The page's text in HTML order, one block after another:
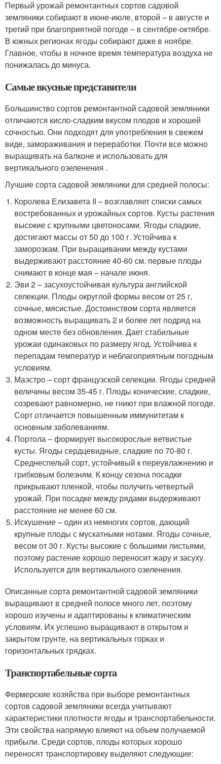
Первый урожай ремонтантных сортов садовой
земляники собирают в июне-июле, второй – в августе и
третий при благоприятной погоде – в сентябре-октябре.
В южных регионах ягоды собирают даже в ноябре.
Главное, чтобы в ночное время температура воздуха не
понижалась до минуса.
Самые вкусные представители
Большинство сортов ремонтантной садовой земляники
отличаются кисло-сладким вкусом плодов и хорошей
сочностью. Они подходят для употребления в свежем
виде, замораживания и переработки. Почти все можно
выращивать на балконе и использовать для
вертикального озеленения .
Лучшие сорта садовой земляники для средней полосы:
Королева Елизавета II – возглавляет списки самых
востребованных и урожайных сортов. Кусты растения
высокие с крупными цветоносами. Ягоды сладкие,
достигают массы от 50 до 100 г. Устойчива к
заморозкам. При выращивании между кустами
выдерживают расстояние 40-60 см. первые плоды
снимают в конце мая – начале июня.
Эви 2 – засухоустойчивая культура английской
селекции. Плоды округлой формы весом от 25 г,
сочные, мясистые. Достоинством сорта является
возможность выращивать 2 и более лет подряд на
одном месте без обновления. Дает стабильные
урожаи одинаковых по размеру ягод. Устойчива к
перепадам температур и неблагоприятным погодным
условиям.
Маэстро – сорт французской селекции. Ягоды средней
величины весом 35-45 г. Плоды конические, сладкие,
созревают равномерно, не гниют при влажной погоде.
Сорт отличается повышенным иммунитетам к
основным заболеваниям.
Портола – формирует высокорослые ветвистые
кусты. Ягоды сердцевидные, сладкие по 70-80 г.
Среднеспелый сорт, устойчивый к переувлажнению и
грибковым болезням. К концу сезона посадки
прикрывают пленкой, чтобы получить четвертый
урожай. При посадке между рядами выдерживают
расстояние не менее 60 см.
Искушение – один из немногих сортов, дающий
крупные плоды с мускатными нотами. Ягоды сочные,
весом от 30 г. Кусты высокие с большими листьями,
поэтому растение хорошо переносит жару и засуху.
Используется для вертикального озеленения.
Описанные сорта ремонтантной садовой земляники
выращивают в средней полосе много лет, поэтому
хорошо изучены и адаптированы к климатическим
условиям. Их успешно выращивают в открытом и
закрытом грунте, на вертикальных горках и
горизонтальных грядках.
Транспортабельные сорта
Фермерские хозяйства при выборе ремонтантных
сортов садовой земляники всегда учитывают
характеристики плотности ягоды и транспортабельности.
Эти свойства напрямую влияют на объем получаемой
прибыли. Среди сортов, плоды которых хорошо
переносят транспортировку выделяют следующие: